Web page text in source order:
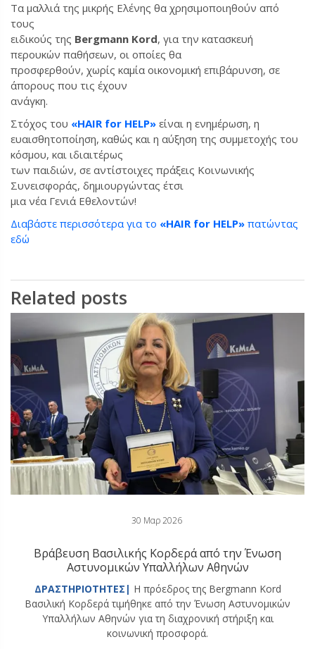
Τα μαλλιά της μικρής Ελένης θα χρησιμοποιηθούν από
τους
ειδικούς της Bergmann Kord, για την κατασκευή
περουκών παθήσεων, οι οποίες θα
προσφερθούν, χωρίς καμία οικονομική επιβάρυνση, σε
άπορους που τις έχουν
ανάγκη.
Στόχος του «HAIR for HELP» είναι η ενημέρωση, η
ευαισθητοποίηση, καθώς και η αύξηση της συμμετοχής του
κόσμου, και ιδιαιτέρως
των παιδιών, σε αντίστοιχες πράξεις Κοινωνικής
Συνεισφοράς, δημιουργώντας έτσι
μια νέα Γενιά Εθελοντών!
Διαβάστε περισσότερα για το «HAIR for HELP» πατώντας
εδώ
Related posts
30 Μαρ 2026
Βράβευση Βασιλικής Κορδερά από την Ένωση
Αστυνομικών Υπαλλήλων Αθηνών
ΔΡΑΣΤΗΡΙΟΤΗΤΕΣ| Η πρόεδρος της Bergmann Kord
Βασιλική Κορδερά τιμήθηκε από την Ένωση Αστυνομικών
Υπαλλήλων Αθηνών για τη διαχρονική στήριξη και
κοινωνική προσφορά.